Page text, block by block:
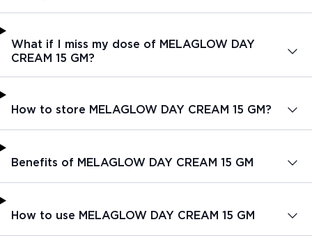
What if I miss my dose of MELAGLOW DAY
CREAM 15 GM?
How to store MELAGLOW DAY CREAM 15 GM?
Benefits of MELAGLOW DAY CREAM 15 GM
How to use MELAGLOW DAY CREAM 15 GM